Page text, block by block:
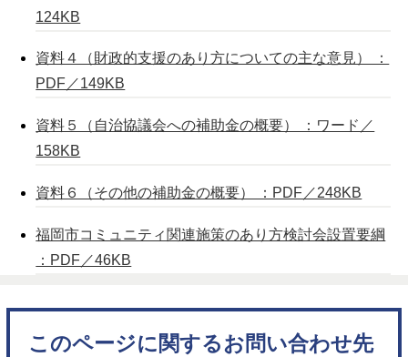
124KB
資料４（財政的支援のあり方についての主な意見） ：
PDF／149KB
資料５（自治協議会への補助金の概要） ：ワード／
158KB
資料６（その他の補助金の概要） ：PDF／248KB
福岡市コミュニティ関連施策のあり方検討会設置要綱
：PDF／46KB
このページに関するお問い合わせ先